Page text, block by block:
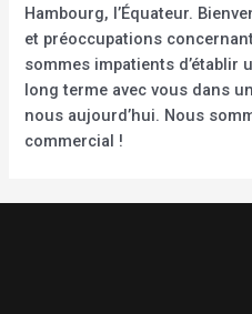
Hambourg, l’Équateur.
et préoccupations
sommes impatients d’établir
long terme avec vous dans
nous aujourd’hui. Nous
commercial !